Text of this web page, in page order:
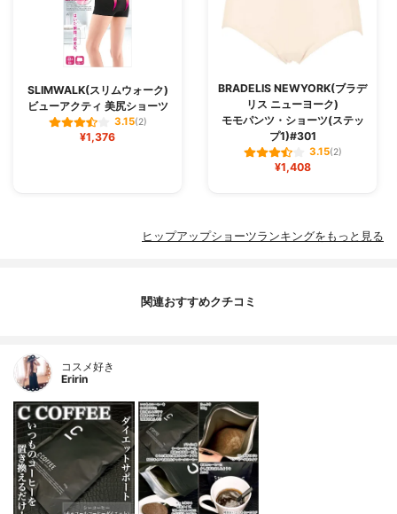
SLIMWALK(スリムウォーク)
ビューアクティ 美尻ショーツ
3.15(2)
¥1,376
BRADELIS NEWYORK(ブラデ
リス ニューヨーク)
モモパンツ・ショーツ(ステッ
プ1)#301
3.15(2)
¥1,408
ヒップアップショーツランキングをもっと見る
関連おすすめクチコミ
コスメ好き
Eririn